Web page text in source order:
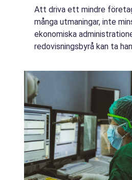
Att driva ett mindre
många utmaningar, inte
ekonomiska
redovisningsbyrå kan ta
dig att naviger...